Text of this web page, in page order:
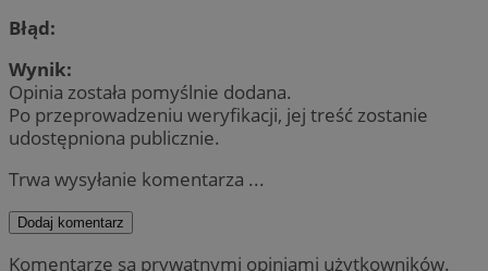
Błąd:
Wynik:
Opinia została pomyślnie dodana.
Po przeprowadzeniu weryfikacji, jej treść zostanie
udostępniona publicznie.
Trwa wysyłanie komentarza ...
Dodaj komentarz
Komentarze są prywatnymi opiniami użytkowników.